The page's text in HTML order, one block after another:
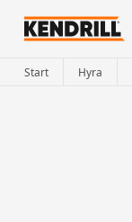
Start Hyra